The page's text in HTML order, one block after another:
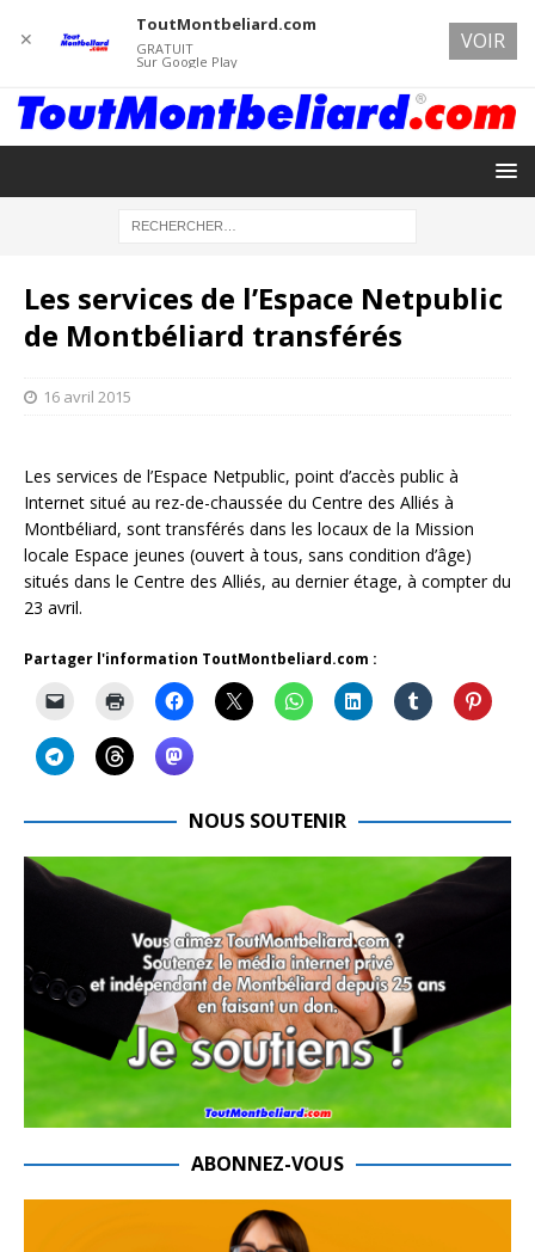
Les services de l’Espace Netpublic
de Montbéliard transférés
16 avril 2015
Les services de l’Espace Netpublic, point d’accès public à
Internet situé au rez-de-chaussée du Centre des Alliés à
Montbéliard, sont transférés dans les locaux de la Mission
locale Espace jeunes (ouvert à tous, sans condition d’âge)
situés dans le Centre des Alliés, au dernier étage, à compter du
23 avril.
Partager l'information ToutMontbeliard.com :
NOUS SOUTENIR
ABONNEZ-VOUS
✕
ToutMontbeliard.com
GRATUIT
Sur Google Play
VOIR